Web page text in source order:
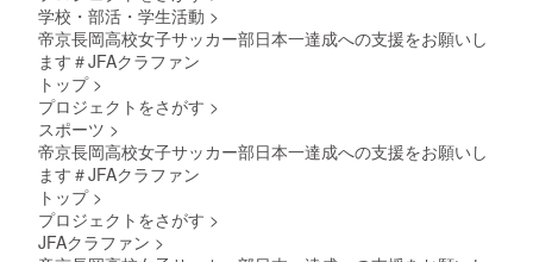
学校・部活・学生活動 >
帝京長岡高校女子サッカー部日本一達成への支援をお願いし
ます＃JFAクラファン
トップ >
プロジェクトをさがす >
スポーツ >
帝京長岡高校女子サッカー部日本一達成への支援をお願いし
ます＃JFAクラファン
トップ >
プロジェクトをさがす >
JFAクラファン >